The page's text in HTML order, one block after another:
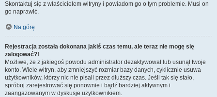
Skontaktuj się z właścicielem witryny i powiadom go o tym problemie. Musi on
go naprawić.
Na górę
Rejestracja została dokonana jakiś czas temu, ale teraz nie mogę się
zalogować?!
Możliwe, że z jakiegoś powodu administrator dezaktywował lub usunął twoje
konto. Wiele witryn, aby zmniejszyć rozmiar bazy danych, cyklicznie usuwa
użytkowników, którzy nic nie pisali przez dłuższy czas. Jeśli tak się stało,
spróbuj zarejestrować się ponownie i bądź bardziej aktywnym i
zaangażowanym w dyskusje użytkownikiem.